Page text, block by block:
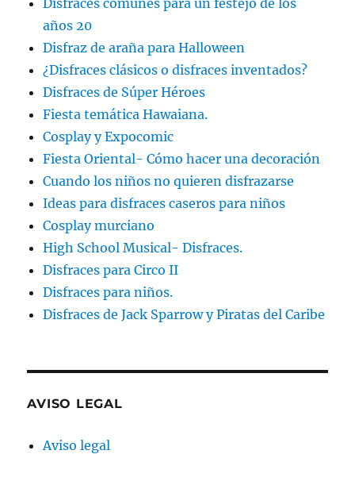
años 20
Disfraz de araña para Halloween
¿Disfraces clásicos o disfraces inventados?
Disfraces de Súper Héroes
Fiesta temática Hawaiana.
Cosplay y Expocomic
Fiesta Oriental- Cómo hacer una decoración
Cuando los niños no quieren disfrazarse
Ideas para disfraces caseros para niños
Cosplay murciano
High School Musical- Disfraces.
Disfraces para Circo II
Disfraces para niños.
Disfraces de Jack Sparrow y Piratas del Caribe
AVISO LEGAL
Aviso legal